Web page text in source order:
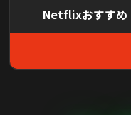
Netflixおすすめ